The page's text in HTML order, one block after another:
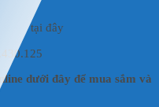
Xuấttại đây
dưới đây để mua sắm và